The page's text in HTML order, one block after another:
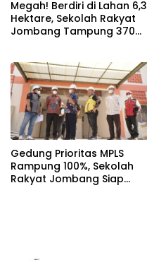
Megah! Berdiri di Lahan 6,3
Hektare, Sekolah Rakyat
Jombang Tampung 370
Gedung Prioritas MPLS
Rampung 100%, Sekolah
Rakyat Jombang Siap